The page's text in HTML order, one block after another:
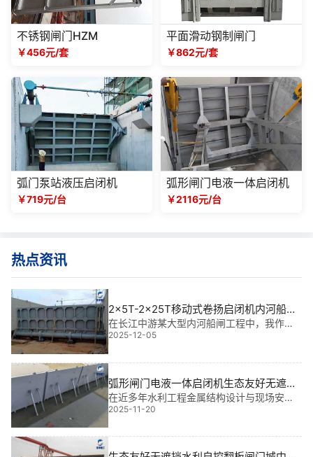
不锈钢闸门HZM
￥456元/套
平面滑动钢制闸门
￥862元/套
弧门泵站液压启闭机
￥719元/台
弧形闸门电液一体启闭机
￥2116元/台
热点资讯
2x5T-2x25T移动式卷扬启闭机内河船闸
高温环境耐热性能｜高可靠·长寿命·强适
应
在长江中游某大型内河船闸工程中，我作为
金属结构设计负责人，全程参与了2x5T-2x2
5T移动式卷扬启闭机的选型与部署。这套设
备不仅承担着弧形闸门启闭、平面闸门控制
的双重任务，更需在夏季平均气温超45℃
2025-12-05
弧形闸门电液一体启闭机生态友好无遮挡
应急启闭响应速度|智控先锋
在近多年水利工程金属结构设计与现场安装
实践中，我参与了多个大型水利枢纽项目，
友好无遮挡应急启闭响应速度，不仅是技术
升级的体现，更是保障防洪安全、维护生态
2025-11-20